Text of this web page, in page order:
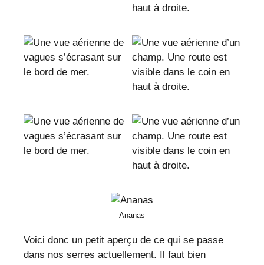
Ananas
Voici donc un petit aperçu de ce qui se passe
dans nos serres actuellement. Il faut bien